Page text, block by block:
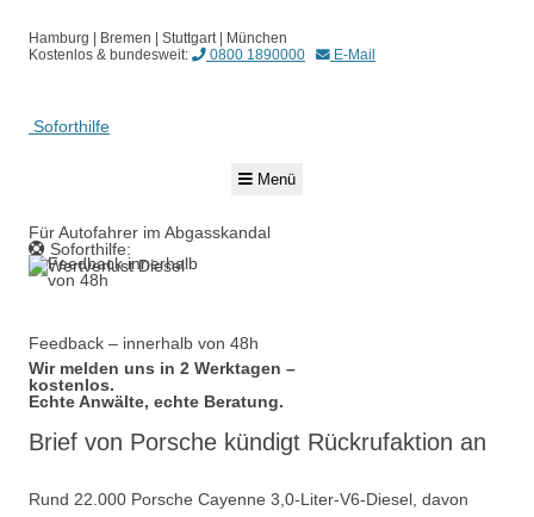
Hamburg | Bremen | Stuttgart | München
Kostenlos & bundesweit:
0800 1890000 E-Mail
Soforthilfe
Menü
Für Autofahrer im Abgasskandal
Soforthilfe:
Feedback – innerhalb von 48h
Wir melden uns in 2 Werktagen –
kostenlos.
Echte Anwälte, echte Beratung.
Brief von Porsche kündigt Rückrufaktion an
Rund 22.000 Porsche Cayenne 3,0-Liter-V6-Diesel, davon